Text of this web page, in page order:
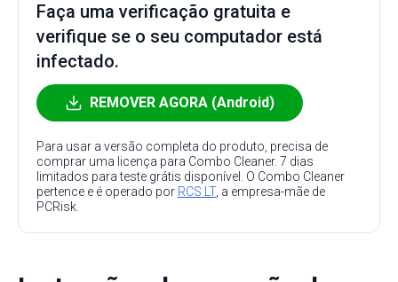
Faça uma verificação gratuita e
verifique se o seu computador está
infectado.
REMOVER AGORA (Android)
Para usar a versão completa do produto, precisa de
comprar uma licença para Combo Cleaner. 7 dias
limitados para teste grátis disponível. O Combo Cleaner
pertence e é operado por RCS LT, a empresa-mãe de
PCRisk.